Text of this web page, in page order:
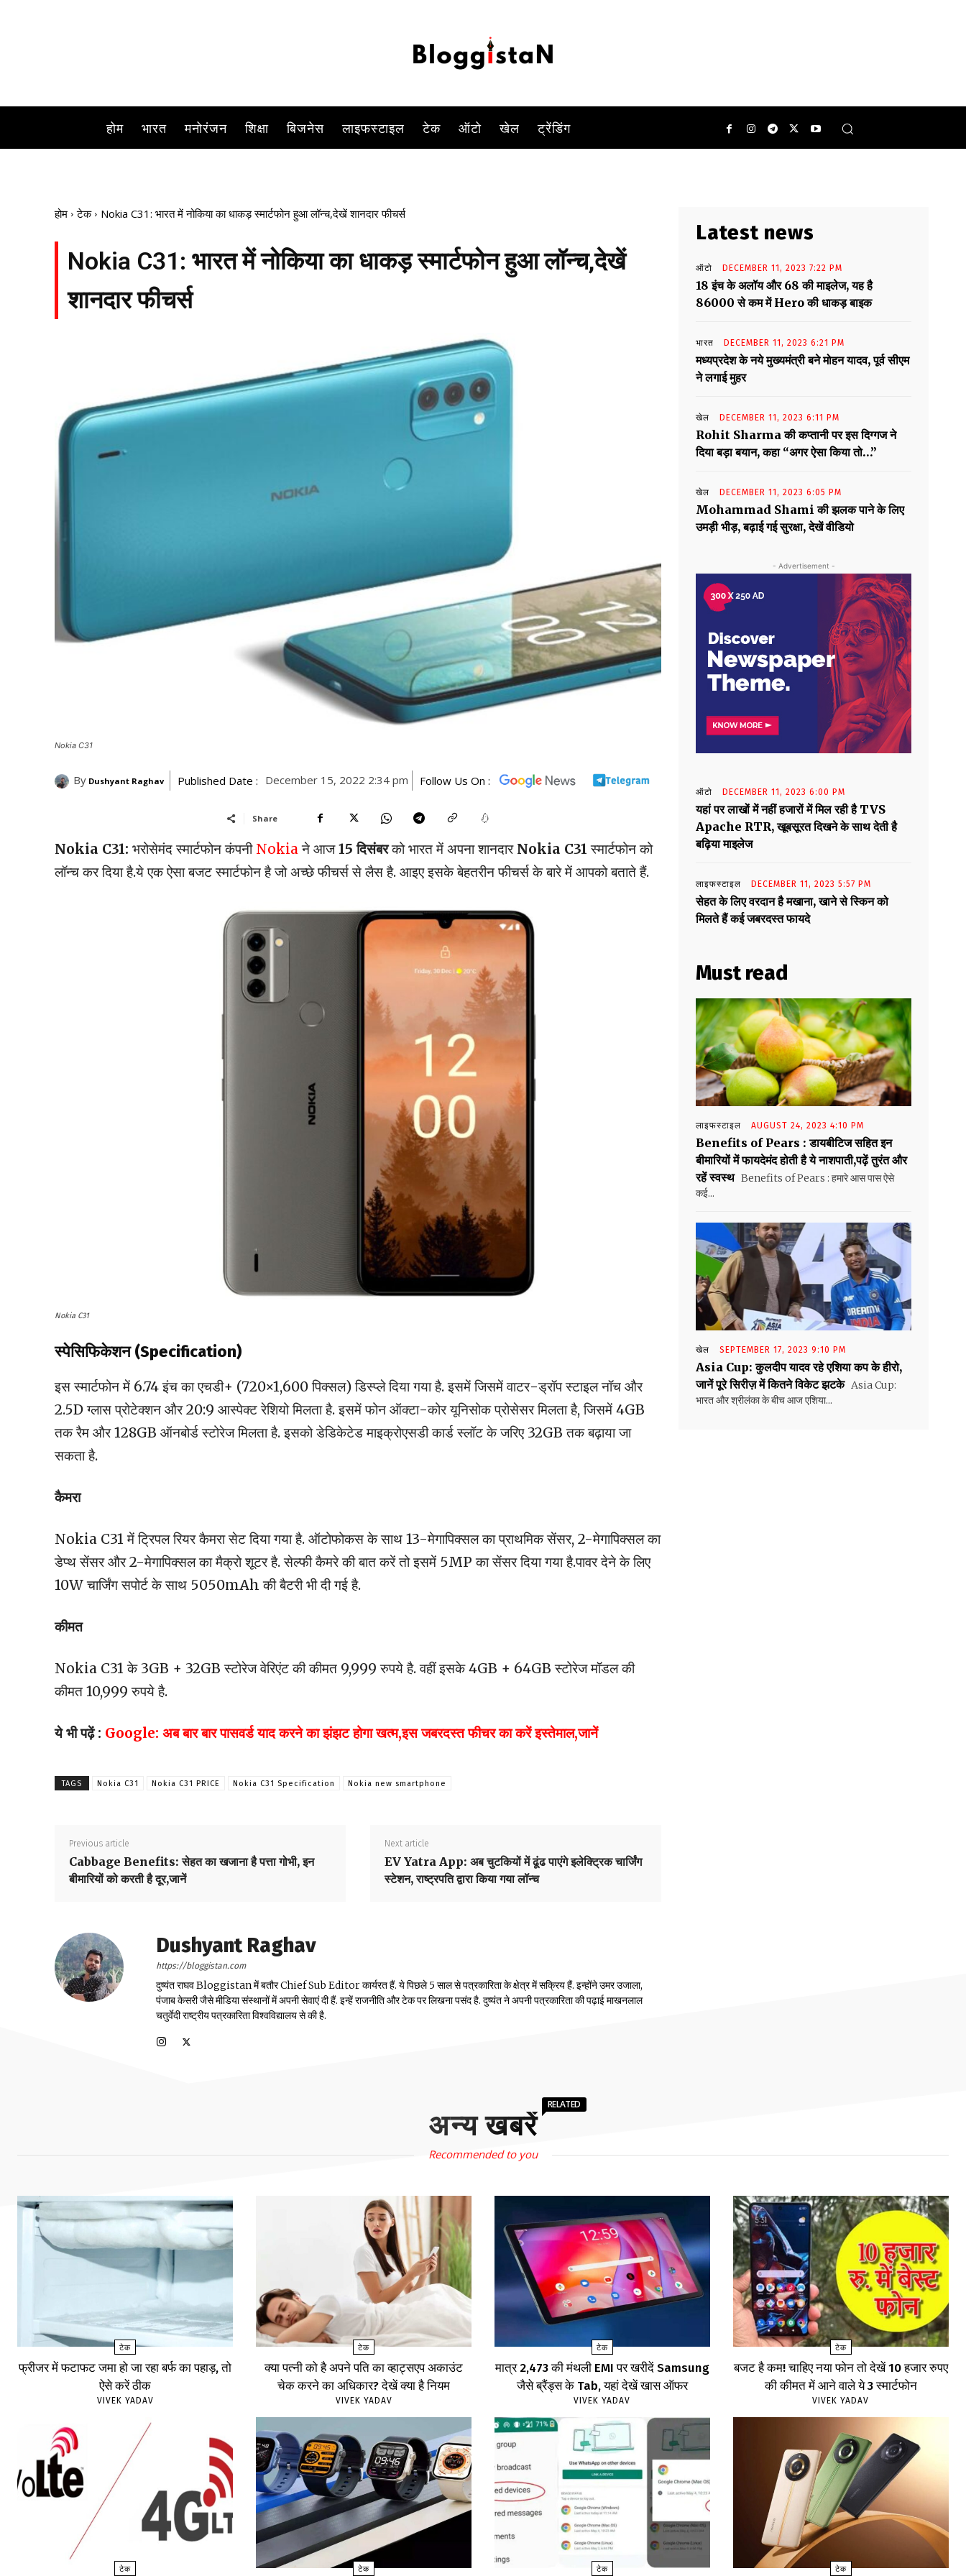
होम भारत मनोरंजन शिक्षा बिजनेस लाइफस्टाइल टेक ऑटो खेल ट्रेंडिंग
होम टेक Nokia C31: भारत में नोकिया का धाकड़ स्मार्टफोन हुआ लॉन्च,देखें शानदार फीचर्स
Nokia C31: भारत में नोकिया का धाकड़ स्मार्टफोन हुआ लॉन्च,देखें
शानदार फीचर्स
Nokia C31
By Dushyant Raghav Published Date : December 15, 2022 2:34 pm Follow Us On :
Share
Nokia C31: भरोसेमंद स्मार्टफोन कंपनीNokiaने आज15 दिसंबरको भारत में अपना शानदारNokia C31 स्मार्टफोन को
लॉन्च कर दिया है.ये एक ऐसा बजट स्मार्टफोन है जो अच्छे फीचर्स से लैस है. आइए इसके बेहतरीन फीचर्स के बारे में आपको बताते हैं.
Nokia C31
स्पेसिफिकेशन (Specification)
इस स्मार्टफोन में 6.74 इंच का एचडी+ (720×1,600 पिक्सल) डिस्प्ले दिया गया है. इसमें जिसमें वाटर-ड्रॉप स्टाइल नॉच और
2.5D ग्लास प्रोटेक्शन और 20:9 आस्पेक्ट रेशियो मिलता है. इसमें फोन ऑक्टा-कोर यूनिसोक प्रोसेसर मिलता है, जिसमें 4GB
तक रैम और 128GB ऑनबोर्ड स्टोरेज मिलता है. इसको डेडिकेटेड माइक्रोएसडी कार्ड स्लॉट के जरिए 32GB तक बढ़ाया जा
सकता है.
कैमरा
Nokia C31 में ट्रिपल रियर कैमरा सेट दिया गया है. ऑटोफोकस के साथ 13-मेगापिक्सल का प्राथमिक सेंसर, 2-मेगापिक्सल का
डेप्थ सेंसर और 2-मेगापिक्सल का मैक्रो शूटर है. सेल्फी कैमरे की बात करें तो इसमें 5MP का सेंसर दिया गया है.पावर देने के लिए
10W चार्जिंग सपोर्ट के साथ 5050mAh की बैटरी भी दी गई है.
कीमत
Nokia C31 के 3GB + 32GB स्टोरेज वेरिएंट की कीमत 9,999 रुपये है. वहीं इसके 4GB + 64GB स्टोरेज मॉडल की
कीमत 10,999 रुपये है.
ये भी पढ़ें : Google: अब बार बार पासवर्ड याद करने का झंझट होगा खत्म,इस जबरदस्त फीचर का करें इस्तेमाल,जानें
TAGS Nokia C31 Nokia C31 PRICE Nokia C31 Specification Nokia new smartphone
Previous article
Cabbage Benefits: सेहत का खजाना है पत्ता गोभी, इन
बीमारियों को करती है दूर,जानें
Next article
EV Yatra App: अब चुटकियों में ढूंढ पाएंगे इलेक्ट्रिक चार्जिंग
स्टेशन, राष्ट्रपति द्वारा किया गया लॉन्च
Dushyant Raghav
https://bloggistan.com
दुष्यंत राघव Bloggistan में बतौर Chief Sub Editor कार्यरत हैं. ये पिछले 5 साल से पत्रकारिता के क्षेत्र में सक्रिय हैं. इन्होंने उमर उजाला,
पंजाब केसरी जैसे मीडिया संस्थानों में अपनी सेवाएं दी हैं. इन्हें राजनीति और टेक पर लिखना पसंद है. दुष्यंत ने अपनी पत्रकारिता की पढ़ाई माखनलाल
चतुर्वेदी राष्ट्रीय पत्रकारिता विश्वविद्यालय से की है.
Latest news
ऑटो DECEMBER 11, 2023 7:22 PM
18 इंच के अलॉय और 68 की माइलेज, यह है
86000 से कम में Hero की धाकड़ बाइक
भारत DECEMBER 11, 2023 6:21 PM
मध्यप्रदेश के नये मुख्यमंत्री बने मोहन यादव, पूर्व सीएम
ने लगाई मुहर
खेल DECEMBER 11, 2023 6:11 PM
Rohit Sharma की कप्तानी पर इस दिग्गज ने
दिया बड़ा बयान, कहा “अगर ऐसा किया तो…”
खेल DECEMBER 11, 2023 6:05 PM
Mohammad Shami की झलक पाने के लिए
उमड़ी भीड़, बढ़ाई गई सुरक्षा, देखें वीडियो
- Advertisement -
ऑटो DECEMBER 11, 2023 6:00 PM
यहां पर लाखों में नहीं हजारों में मिल रही है TVS
Apache RTR, खूबसूरत दिखने के साथ देती है
बढ़िया माइलेज
लाइफस्टाइल DECEMBER 11, 2023 5:57 PM
सेहत के लिए वरदान है मखाना, खाने से स्किन को
मिलते हैं कई जबरदस्त फायदे
Must read
लाइफस्टाइल AUGUST 24, 2023 4:10 PM
Benefits of Pears : डायबीटिज सहित इन
बीमारियों में फायदेमंद होती है ये नाशपाती,पढ़ें तुरंत और
रहें स्वस्थ Benefits of Pears : हमारे आस पास ऐसे
कई...
खेल SEPTEMBER 17, 2023 9:10 PM
Asia Cup: कुलदीप यादव रहे एशिया कप के हीरो,
जानें पूरे सिरीज़ में कितने विकेट झटके Asia Cup:
भारत और श्रीलंका के बीच आज एशिया...
अन्य खबरें
RELATED
Recommended to you
टेक
फ्रीजर में फटाफट जमा हो जा रहा बर्फ का पहाड़, तो
ऐसे करें ठीक
VIVEK YADAV
टेक
क्या पत्नी को है अपने पति का व्हाट्सएप अकाउंट
चेक करने का अधिकार? देखें क्या है नियम
VIVEK YADAV
टेक
मात्र ₹2,473 की मंथली EMI पर खरीदें Samsung
जैसे ब्रैंड्स के Tab, यहां देखें खास ऑफर
VIVEK YADAV
टेक
बजट है कम! चाहिए नया फोन तो देखें 10 हजार रुपए
की कीमत में आने वाले ये 3 स्मार्टफोन
VIVEK YADAV
टेक टेक टेक टेक